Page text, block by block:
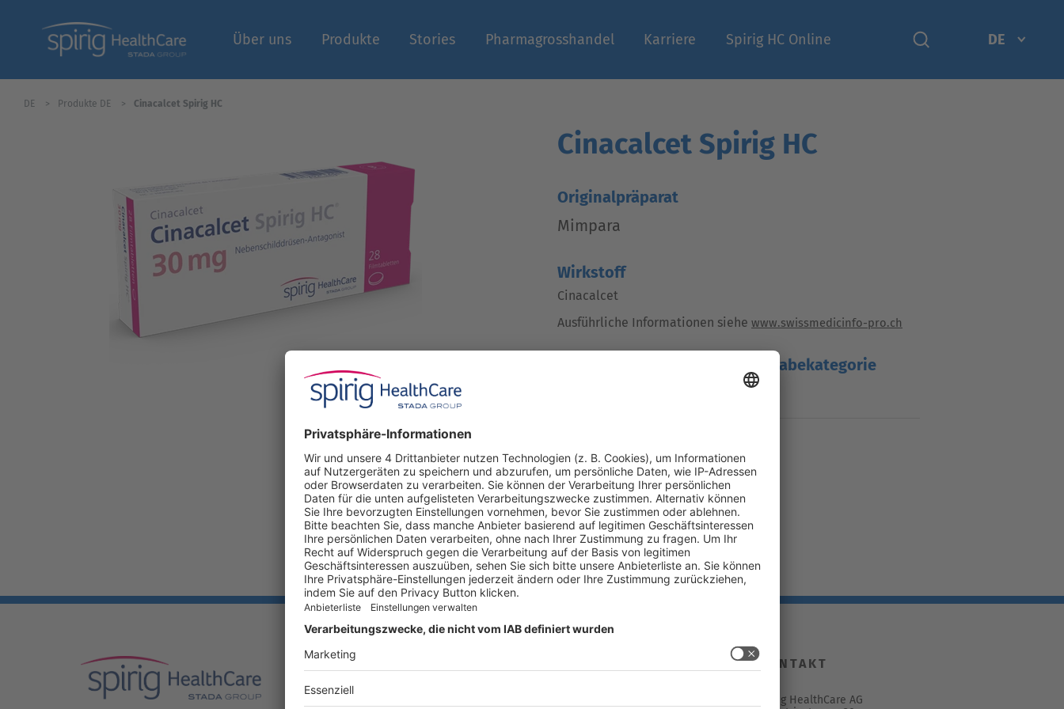
Über uns Produkte Stories Pharmagrosshandel Karriere Spirig HC Online DE
DE Produkte DE Cinacalcet Spirig HC
Cinacalcet Spirig HC
Originalpräparat
Mimpara
Wirkstoff
Cinacalcet
Ausführliche Informationen siehe www.swissmedicinfo-pro.ch
Abgabekategorie
B
x
UNSER ANGEBOT KONTAKT
Spirig HealthCare AG